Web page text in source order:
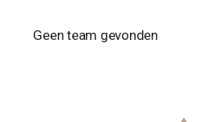
Geen team gevonden